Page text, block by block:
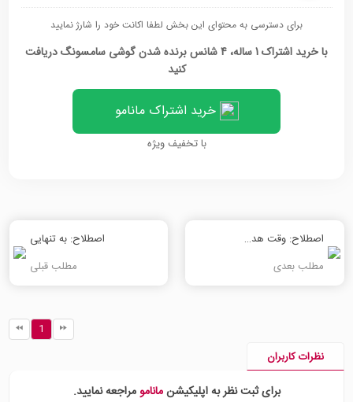
برای دسترسی به محتوای این بخش لطفا اکانت خود را شارژ نمایید
با خرید اشتراک 1 ساله، 4 شانس برنده شدن گوشی سامسونگ دریافت
کنید
خرید اشتراک مانامو
با تخفیف ویژه
اصطلاح: وقت هدر دادن
مطلب بعدی
اصطلاح: به تنهایی
مطلب قبلی
1
نظرات کاربران
برای ثبت نظر به اپلیکیشنمانامومراجعه نمایید.